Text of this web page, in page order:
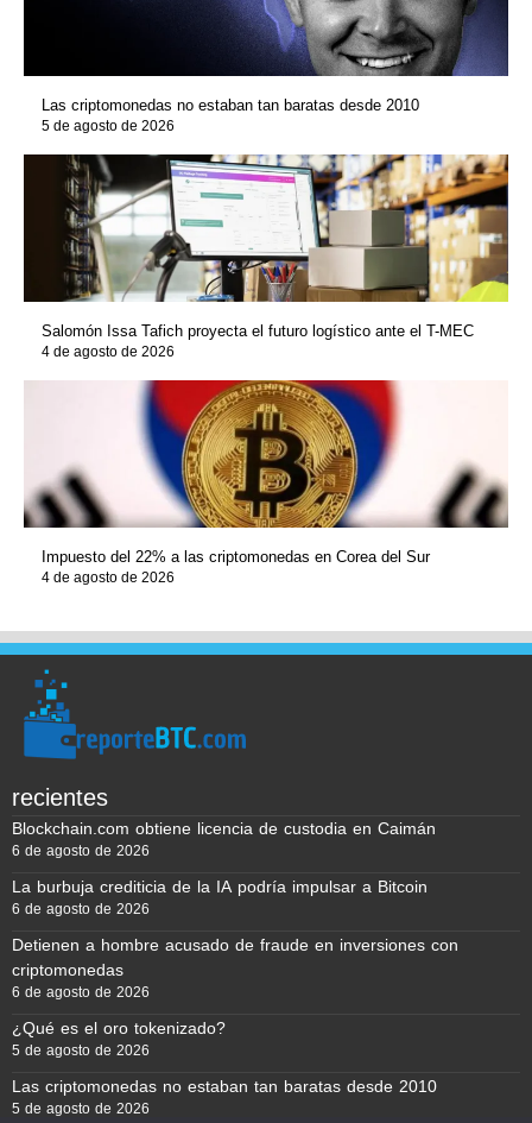
Las criptomonedas no estaban tan baratas desde 2010
5 de agosto de 2026
Salomón Issa Tafich proyecta el futuro logístico ante el T-MEC
4 de agosto de 2026
Impuesto del 22% a las criptomonedas en Corea del Sur
4 de agosto de 2026
recientes
Blockchain.com obtiene licencia de custodia en Caimán
6 de agosto de 2026
La burbuja crediticia de la IA podría impulsar a Bitcoin
6 de agosto de 2026
Detienen a hombre acusado de fraude en inversiones con
criptomonedas
6 de agosto de 2026
¿Qué es el oro tokenizado?
5 de agosto de 2026
Las criptomonedas no estaban tan baratas desde 2010
5 de agosto de 2026